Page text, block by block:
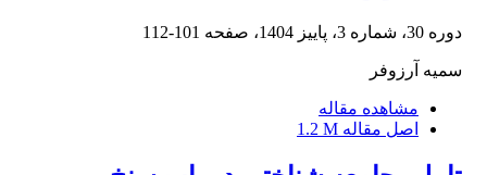
دوره 30، شماره 3، پاییز 1404، صفحه 101-112
سمیه آرزوفر
مشاهده مقاله
اصل مقاله 1.2 M